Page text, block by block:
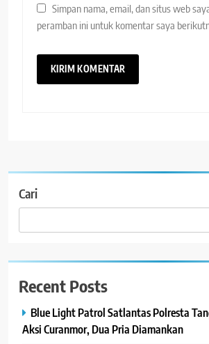
Simpan nama, email, dan situs web
peramban ini untuk komentar saya
Cari
Recent Posts
Blue Light Patrol Satlantas Polresta
Aksi Curanmor, Dua Pria Diamankan